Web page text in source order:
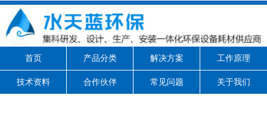
首页 产品分类 解决方案 工作原理
技术资料 合作伙伴 常见问题 关于我们